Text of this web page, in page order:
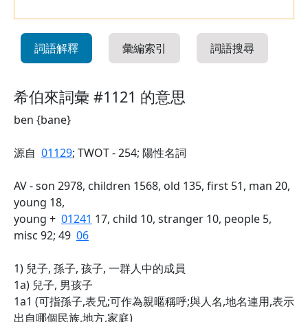
詞語解釋 彙編索引 詞語搜尋
希伯來詞彙 #1121 的意思
ben {bane}
源自 01129; TWOT - 254; 陽性名詞
AV - son 2978, children 1568, old 135, first 51, man 20,
young 18,
young + 01241 17, child 10, stranger 10, people 5,
misc 92; 49 06
1) 兒子, 孫子, 孩子, 一群人中的成員
1a) 兒子, 男孩子
1a1 (可指孫子,表兄;可作為親暱稱呼;與人名,地名連用,表示
出自哪個民族,地方,家庭)